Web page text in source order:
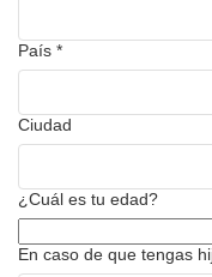
País *
Ciudad
¿Cuál es tu edad?
En caso de que tengas